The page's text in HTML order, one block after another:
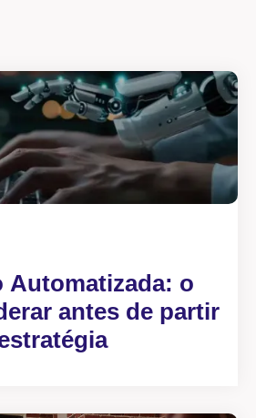
Automatizada: o
antes de partir